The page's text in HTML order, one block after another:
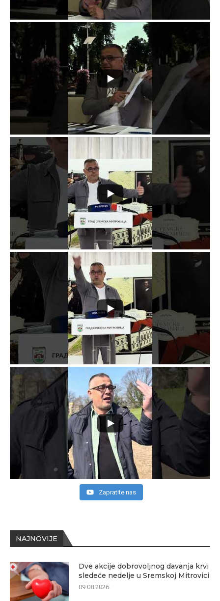
NAJNOVIJE
Dve akcije dobrovoljnog davanja krvi
sledeće nedelje u Sremskoj Mitrovici
09.08.2026.
Zapratite nas